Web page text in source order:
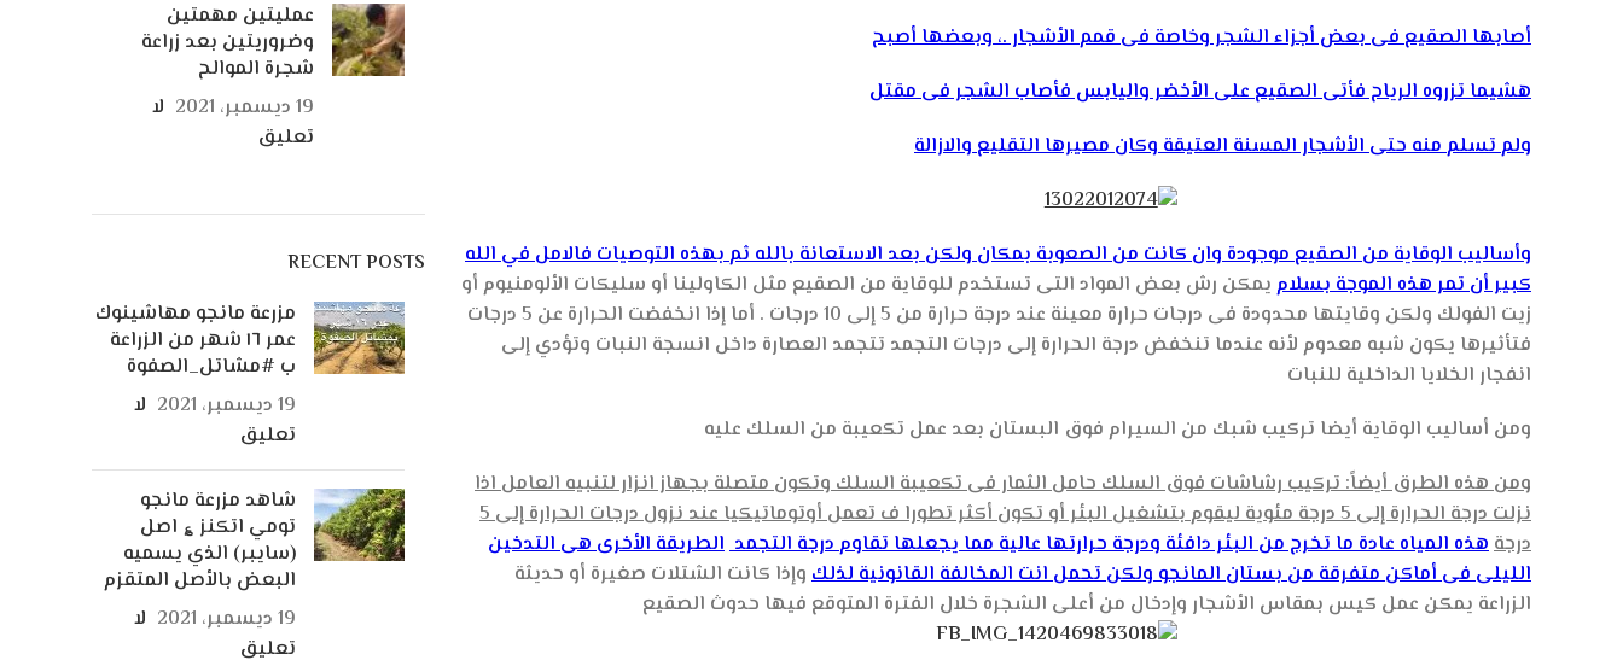
أصابها الصقيع فى بعض أجزاء الشجر وخاصة فى قمم الأشجار .، وبعضها أصبح
هشيما تزروه الرياح فأتى الصقيع على الأخضر واليابس فأصاب الشجر فى مقتل
ولم تسلم منه حتى الأشجار المسنة العتيقة وكان مصيرها التقليع والازالة
وأساليب الوقاية من الصقيع موجودة وان كانت من الصعوبة بمكان ولكن بعد الاستعانة بالله ثم بهذه التوصيات فالامل في الله
كبير أن تمر هذه الموجة بسلام يمكن رش بعض المواد التى تستخدم للوقاية من الصقيع مثل الكاولينا أو سليكات الألومنيوم أو
زيت الفولك ولكن وقايتها محدودة فى درجات حرارة معينة عند درجة حرارة من 5 إلى 10 درجات . أما إذا انخفضت الحرارة عن 5 درجات
فتأثيرها يكون شبه معدوم لأنه عندما تنخفض درجة الحرارة إلى درجات التجمد تتجمد العصارة داخل انسجة النبات وتؤدي إلى
انفجار الخلايا الداخلية للنبات
ومن أساليب الوقاية أيضا تركيب شبك من السيرام فوق البستان بعد عمل تكعيبة من السلك عليه
ومن هذه الطرق أيضاً: تركيب رشاشات فوق السلك حامل الثمار فى تكعيبة السلك وتكون متصلة بجهاز انزار لتنبيه العامل اذا
نزلت درجة الحرارة إلى 5 درجة مئوية ليقوم بتشغيل البئر أو تكون أكثر تطورا ف تعمل أوتوماتيكيا عند نزول درجات الحرارة إلى 5
درجةهذه المياه عادة ما تخرج من البئر دافئة ودرجة حرارتها عالية مما يجعلها تقاوم درجة التجمدالطريقة الأخرى هى التدخين
الليلى فى أماكن متفرقة من بستان المانجو ولكن تحمل انت المخالفة القانونية لذلك وإذا كانت الشتلات صغيرة أو حديثة
الزراعة يمكن عمل كيس بمقاس الأشجار وإدخال من أعلى الشجرة خلال الفترة المتوقع فيها حدوث الصقيع
عمليتين مهمتين
وضروريتين بعد زراعة
شجرة الموالح
19 ديسمبر، 2021
لا
تعليق
RECENT POSTS
مزرعة مانجو مهاشينوك
عمر ١٦ شهر من الزراعة
ب #مشاتل_الصفوة
19 ديسمبر، 2021
لا
تعليق
شاهد مزرعة مانجو
تومي اتكنز ؏ اصل
(سايبر) الذي يسميه
البعض بالأصل المتقزم
19 ديسمبر، 2021
لا
تعليق